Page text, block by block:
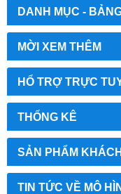
DANH MỤC -
MỜI XEM THÊM
HỔ TRỢ TRỰC
THỐNG KÊ
SẢN PHẨM
TIN TỨC VỀ MÔ